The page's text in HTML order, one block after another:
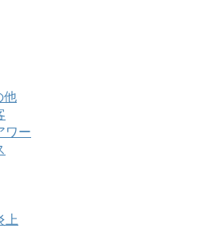
他
ワー
上